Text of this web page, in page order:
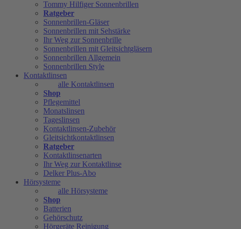
Tommy Hilfiger Sonnenbrillen
Ratgeber
Sonnenbrillen-Gläser
Sonnenbrillen mit Sehstärke
Ihr Weg zur Sonnenbrille
Sonnenbrillen mit Gleitsichtgläsern
Sonnenbrillen Allgemein
Sonnenbrillen Style
Kontaktlinsen
alle Kontaktlinsen
Shop
Pflegemittel
Monatslinsen
Tageslinsen
Kontaktlinsen-Zubehör
Gleitsichtkontaktlinsen
Ratgeber
Kontaktlinsenarten
Ihr Weg zur Kontaktlinse
Delker Plus-Abo
Hörsysteme
alle Hörsysteme
Shop
Batterien
Gehörschutz
Hörgeräte Reinigung